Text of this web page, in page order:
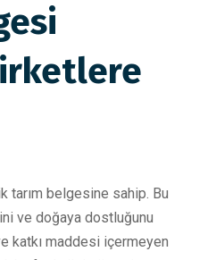
tarım belgesine sahip. Bu
ve doğaya dostluğunu
katkı maddesi içermeyen